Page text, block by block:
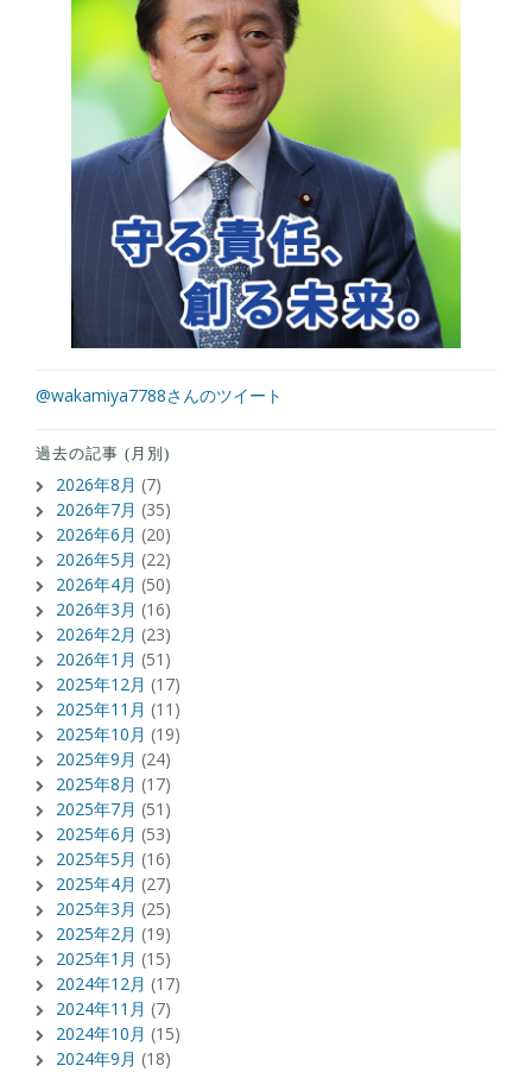
@wakamiya7788さんのツイート
過去の記事 (月別)
2026年8月 (7)
2026年7月 (35)
2026年6月 (20)
2026年5月 (22)
2026年4月 (50)
2026年3月 (16)
2026年2月 (23)
2026年1月 (51)
2025年12月 (17)
2025年11月 (11)
2025年10月 (19)
2025年9月 (24)
2025年8月 (17)
2025年7月 (51)
2025年6月 (53)
2025年5月 (16)
2025年4月 (27)
2025年3月 (25)
2025年2月 (19)
2025年1月 (15)
2024年12月 (17)
2024年11月 (7)
2024年10月 (15)
2024年9月 (18)